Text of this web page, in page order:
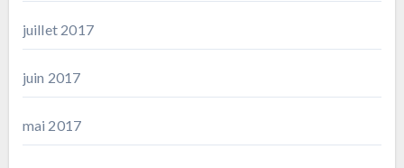
juillet 2017
juin 2017
mai 2017